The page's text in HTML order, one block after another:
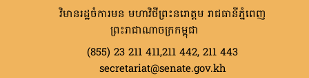
វិមានរដ្ឋចំការមន មហាវិថីព្រះនរោត្តម រាជធានីភ្នំពេញ
ព្រះរាជាណាចក្រកម្ពុជា
(855) 23 211 411,211 442, 211 443
secretariat@senate.gov.kh